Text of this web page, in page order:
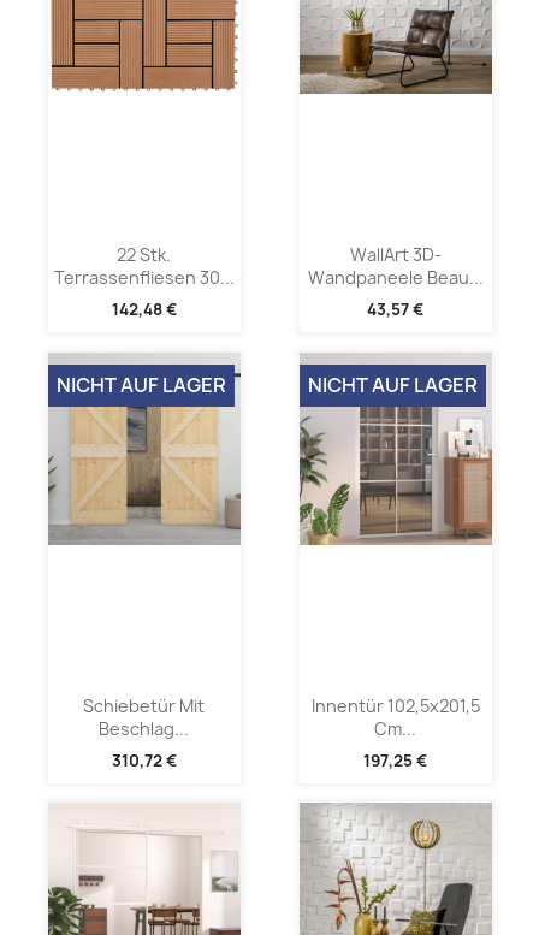
22 Stk.
Terrassenfliesen 30...
142,48 €
WallArt 3D-
Wandpaneele Beau...
43,57 €
Schiebetür Mit
Beschlag...
310,72 €
NICHT AUF LAGER
Innentür 102,5x201,5
Cm...
197,25 €
NICHT AUF LAGER